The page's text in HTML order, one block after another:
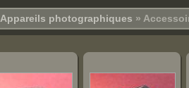
Appareils photographiques »